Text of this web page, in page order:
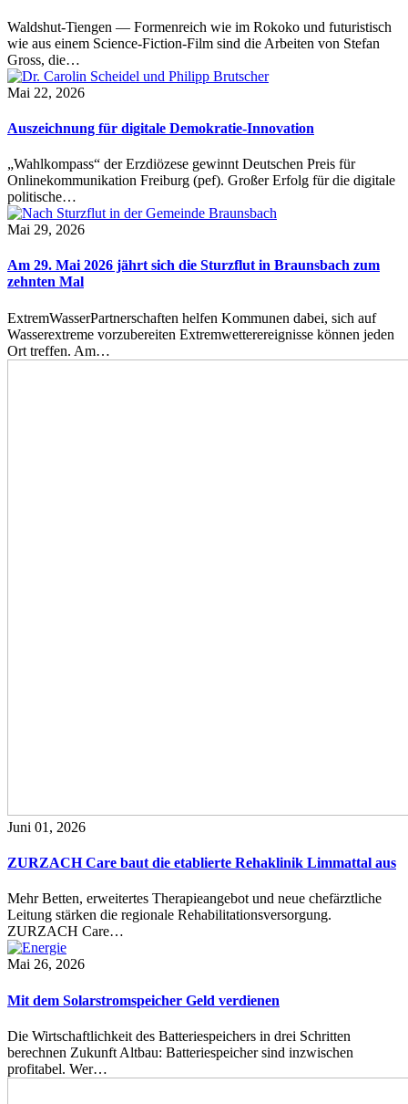
Waldshut-Tiengen — Formenreich wie im Rokoko und futuristisch
wie aus einem Science-Fiction-Film sind die Arbeiten von Stefan
Gross, die…
Mai 22, 2026
Auszeichnung für digitale Demokratie-Innovation
„Wahlkompass“ der Erzdiözese gewinnt Deutschen Preis für
Onlinekommunikation Freiburg (pef). Großer Erfolg für die digitale
politische…
Mai 29, 2026
Am 29. Mai 2026 jährt sich die Sturzflut in Braunsbach zum
zehnten Mal
ExtremWasserPartnerschaften helfen Kommunen dabei, sich auf
Wasserextreme vorzubereiten Extremwetterereignisse können jeden
Ort treffen. Am…
Juni 01, 2026
ZURZACH Care baut die etablierte Rehaklinik Limmattal aus
Mehr Betten, erweitertes Therapieangebot und neue chefärztliche
Leitung stärken die regionale Rehabilitationsversorgung.
ZURZACH Care…
Mai 26, 2026
Mit dem Solarstromspeicher Geld verdienen
Die Wirtschaftlichkeit des Batteriespeichers in drei Schritten
berechnen Zukunft Altbau: Batteriespeicher sind inzwischen
profitabel. Wer…